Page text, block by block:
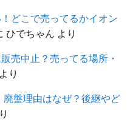
どこで売ってるかイオン
ひでちゃん より
売中止？売ってる場所・
より
盤理由はなぜ？後継やど